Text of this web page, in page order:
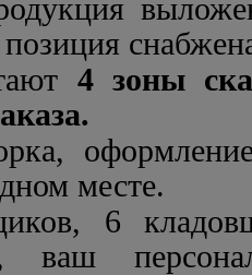
выложена
4 зоны
и
месте.
6
ваш